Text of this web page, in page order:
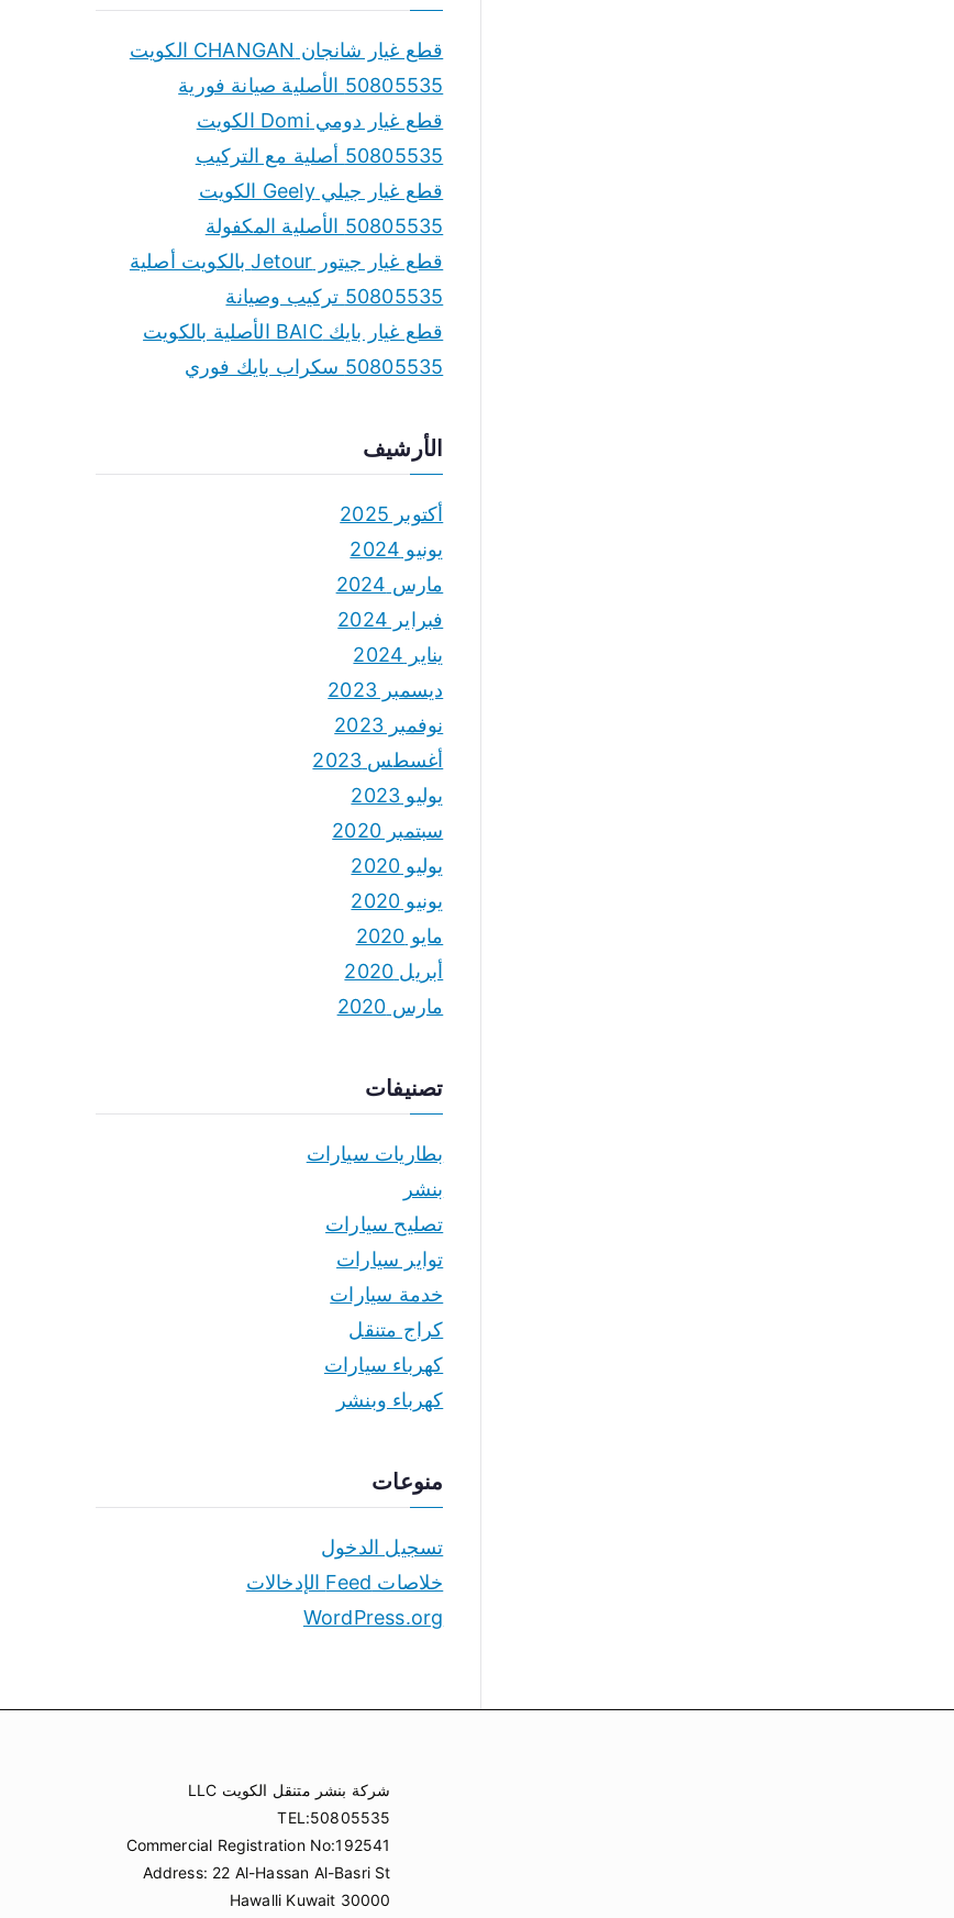
r
قطع غيار شانجان CHANGAN الكويت
50805535 الأصلية صيانة فورية
قطع غيار دومي Domi الكويت
50805535 أصلية مع التركيب
قطع غيار جيلي Geely الكويت
50805535 الأصلية المكفولة
قطع غيار جيتور Jetour بالكويت أصلية
50805535 تركيب وصيانة
قطع غيار بايك BAIC الأصلية بالكويت
50805535 سكراب بايك فوري
الأرشيف
أكتوبر 2025
يونيو 2024
مارس 2024
فبراير 2024
يناير 2024
ديسمبر 2023
نوفمبر 2023
أغسطس 2023
يوليو 2023
سبتمبر 2020
يوليو 2020
يونيو 2020
مايو 2020
أبريل 2020
مارس 2020
تصنيفات
بطاريات سيارات
بنشر
تصليح سيارات
تواير سيارات
خدمة سيارات
كراج متنقل
كهرباء سيارات
كهرباء وبنشر
منوعات
تسجيل الدخول
خلاصات Feed الإدخالات
WordPress.org
شركة بنشر متنقل الكويت LLC
TEL:50805535
Commercial Registration No:192541
Address: 22 Al-Hassan Al-Basri St
Hawalli Kuwait 30000